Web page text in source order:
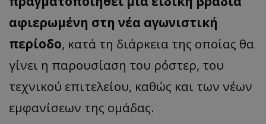
αφιερωμένη στη νέα αγωνιστική
περίοδο, κατά τη διάρκεια της οποίας θα
γίνει η παρουσίαση του ρόστερ, του
τεχνικού επιτελείου, καθώς και των νέων
εμφανίσεων της ομάδας.